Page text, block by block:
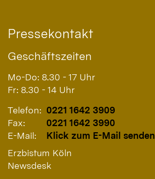
Pressekontakt
Geschäftszeiten
Mo-Do: 8.30 - 17 Uhr
Fr: 8.30 - 14 Uhr
Telefon: 0221 1642 3909
Fax:
0221 1642 3990
E-Mail:
Klick zum E-Mail senden
Erzbistum Köln
Newsdesk